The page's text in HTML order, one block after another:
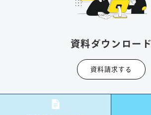
資料ダウンロード
資料請求する